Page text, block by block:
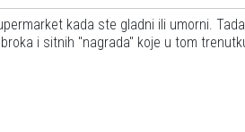
kada ste gladni ili umorni.
i sitnih "nagrada" koje u tom